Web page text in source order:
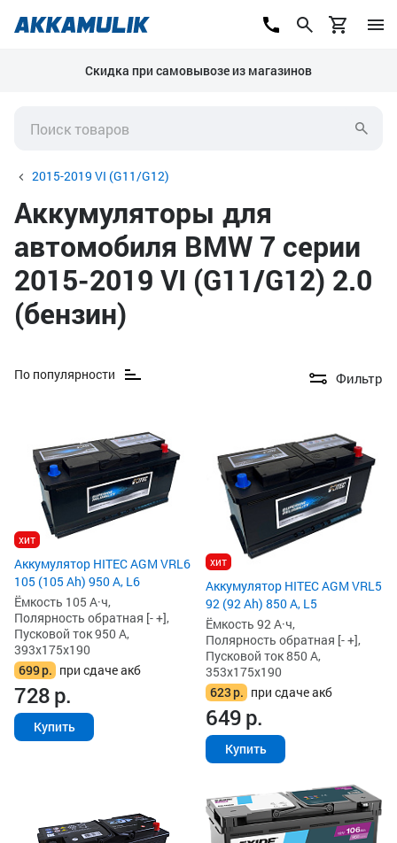
Скидка при самовывозе из магазинов
2015-2019 VI (G11/G12)
Аккумуляторы для
автомобиля BMW 7 серии
2015-2019 VI (G11/G12) 2.0
(бензин)
По популярности Фильтр
хит
Аккумулятор HITEC AGM VRL6
105 (105 Ah) 950 А, L6
Ёмкость 105 А·ч,
Полярность обратная [- +],
Пусковой ток 950 А,
393x175x190
699р. при сдаче акб
728р.
Купить
хит
Аккумулятор HITEC AGM VRL5
92 (92 Ah) 850 А, L5
Ёмкость 92 А·ч,
Полярность обратная [- +],
Пусковой ток 850 А,
353x175x190
623р. при сдаче акб
649р.
Купить